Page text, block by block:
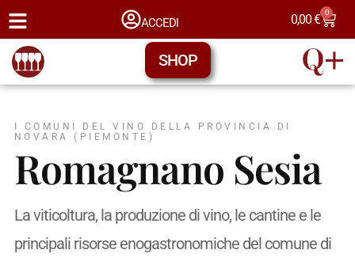
ACCEDI 0,00€ 0
SHOP
I COMUNI DEL VINO DELLA PROVINCIA DI
NOVARA (PIEMONTE)
Romagnano Sesia
La viticoltura, la produzione di vino, le cantine e le
principali risorse enogastronomiche del comune di